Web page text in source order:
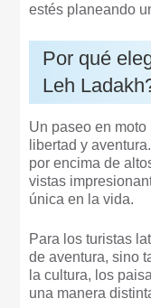
estés planeando
Por qué
Leh
Un paseo en
libertad y
por encima de
vistas
única en la vida.
Para los turistas
de aventura, sino
la cultura, los
una manera